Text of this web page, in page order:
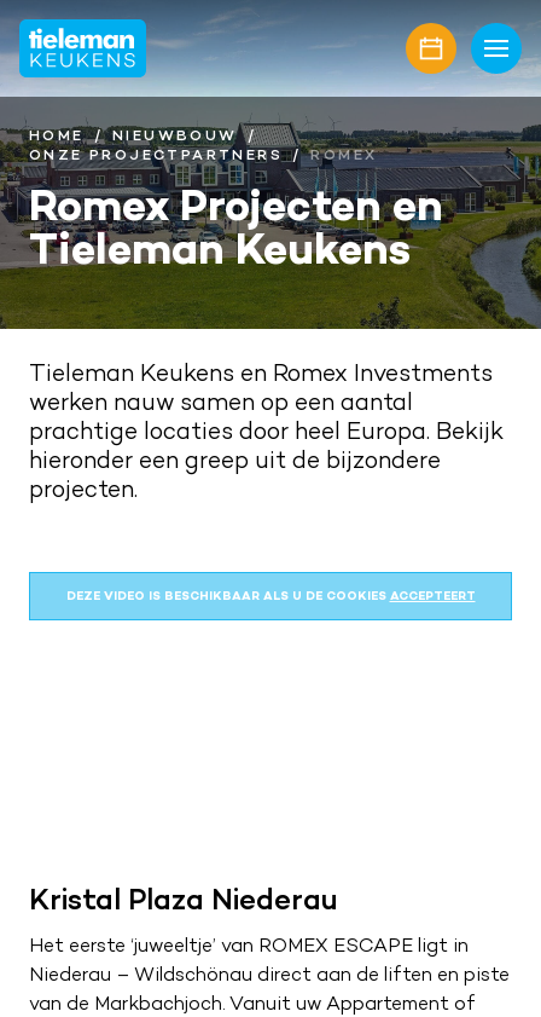
Home
Keukens
Onze collectie
Keukenmerken
Keukenfronten
Keukenapparatuur
Keukenaccessoires
Keukenrenovatie
Showroom
Showroomaanbiedingen
Inspiratie
Keukenstijlen
Geplaatste keukens
Maatwerk interieur
Nieuwbouw
Onze diensten
Onze projectpartners
Awards
Aanschaf en plaatsing
Merken
Contact
Afspraak maken
Nieuwsbrief
Route naar showroom
MA
09:00 – 17:00
DI
09:00 – 17:00
WO
09:00 – 17:00
Maak een afspraak
HOME
NIEUWBOUW
ONZE PROJECTPARTNERS
ROMEX
Romex Projecten en
Tieleman Keukens
Tieleman Keukens en Romex Investments
werken nauw samen op een aantal
prachtige locaties door heel Europa. Bekijk
hieronder een greep uit de bijzondere
projecten.
DEZE VIDEO IS BESCHIKBAAR ALS U DE COOKIES ACCEPTEERT
Kristal Plaza Niederau
Het eerste ‘juweeltje’ van ROMEX ESCAPE ligt in
Niederau – Wildschönau direct aan de liften en piste
van de Markbachjoch. Vanuit uw Appartement of